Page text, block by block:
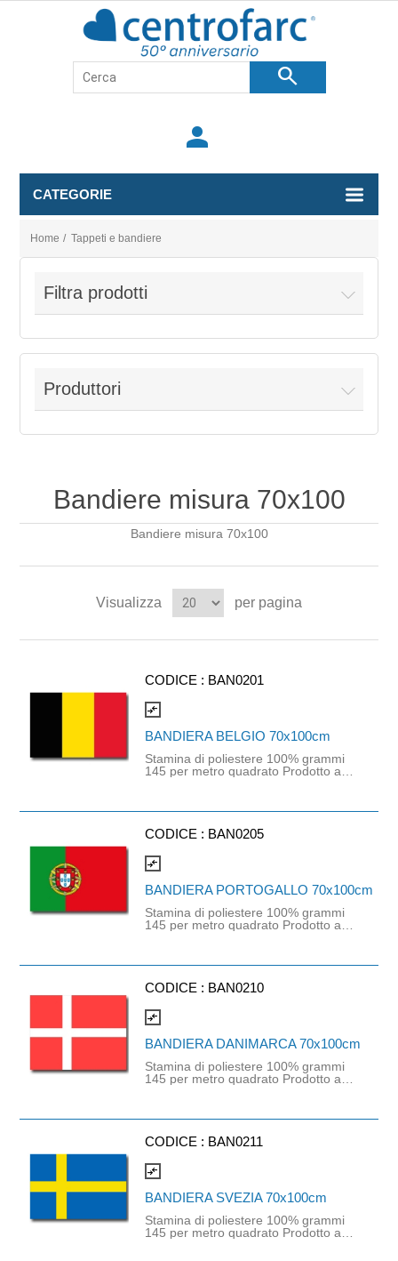
search
person
CATEGORIE
Home / Tappeti e bandiere
Filtra prodotti
Produttori
Bandiere misura 70x100
Bandiere misura 70x100
Visualizza per pagina
CODICE : BAN0201
compare_arrows
BANDIERA BELGIO 70x100cm
Stamina di poliestere 100% grammi
145 per metro quadrato Prodotto a
generati saldi in caso di ordini
CODICE : BAN0205
compare_arrows
BANDIERA PORTOGALLO 70x100cm
Stamina di poliestere 100% grammi
145 per metro quadrato Prodotto a
generati saldi in caso di ordini
CODICE : BAN0210
compare_arrows
BANDIERA DANIMARCA 70x100cm
Stamina di poliestere 100% grammi
145 per metro quadrato Prodotto a
generati saldi in caso di ordini
CODICE : BAN0211
compare_arrows
BANDIERA SVEZIA 70x100cm
Stamina di poliestere 100% grammi
145 per metro quadrato Prodotto a